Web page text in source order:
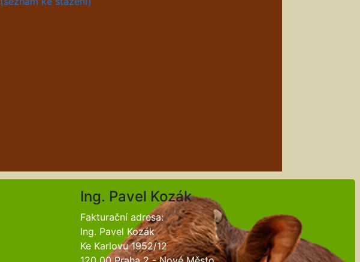
Ing. Pavel Kozák
Fakturační adresa:
Ing. Pavel Kozák
Ke Karlovu 1952/12